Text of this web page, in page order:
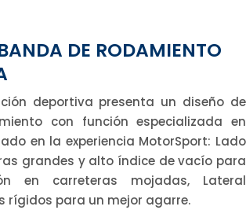
DE RODAMIENTO
deportiva presenta un diseño de
con función especializada en
en la experiencia MotorSport: Lado
grandes y alto índice de vacío para
en carreteras mojadas, Lateral
rígidos para un mejor agarre.